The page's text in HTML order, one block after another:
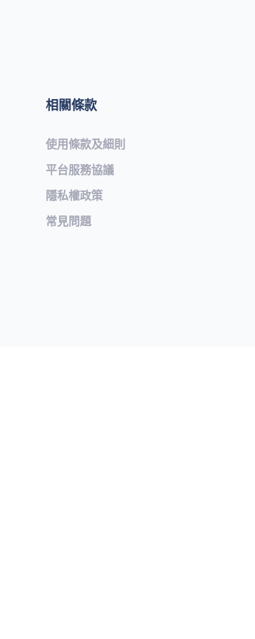
相關條款
使用條款及細則
平台服務協議
隱私權政策
常見問題​